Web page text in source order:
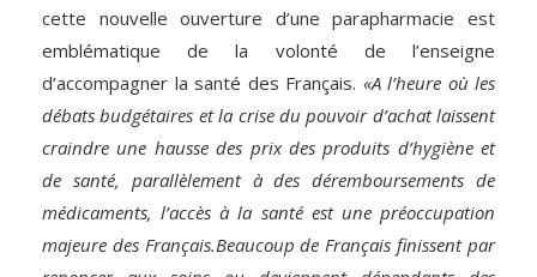
cette nouvelle ouverture d’une parapharmacie est
emblématique de la volonté de l’enseigne
d’accompagner la santé des Français. «A l’heure où les
débats budgétaires et la crise du pouvoir d’achat laissent
craindre une hausse des prix des produits d’hygiène et
de santé, parallèlement à des déremboursements de
médicaments, l’accès à la santé est une préoccupation
majeure des Français.Beaucoup de Français finissent par